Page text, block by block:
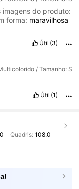
imagens do produto:
forma: maravilhosa
Útil (3)
/ Tamanho: S
Útil (1)
Quadris: 108.0